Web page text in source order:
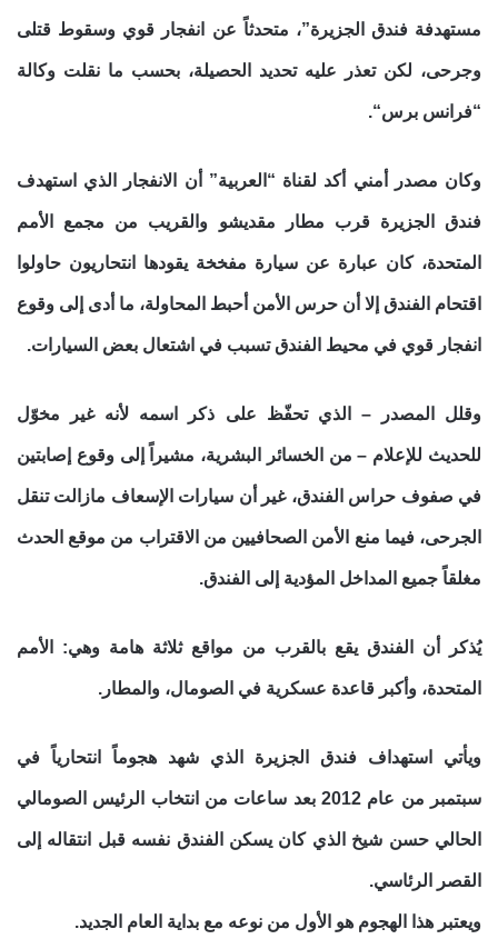
مستهدفة فندق الجزيرة”، متحدثاً عن انفجار قوي وسقوط قتلى
وجرحى، لكن تعذر عليه تحديد الحصيلة، بحسب ما نقلت وكالة
“فرانس برس“.
وكان مصدر أمني أكد لقناة “العربية” أن الانفجار الذي استهدف
فندق الجزيرة قرب مطار مقديشو والقريب من مجمع الأمم
المتحدة، كان عبارة عن سيارة مفخخة يقودها انتحاريون حاولوا
اقتحام الفندق إلا أن حرس الأمن أحبط المحاولة، ما أدى إلى وقوع
انفجار قوي في محيط الفندق تسبب في اشتعال بعض السيارات.
وقلل المصدر – الذي تحفّظ على ذكر اسمه لأنه غير مخوّل
للحديث للإعلام – من الخسائر البشرية، مشيراً إلى وقوع إصابتين
في صفوف حراس الفندق، غير أن سيارات الإسعاف مازالت تنقل
الجرحى، فيما منع الأمن الصحافيين من الاقتراب من موقع الحدث
مغلقاً جميع المداخل المؤدية إلى الفندق.
يُذكر أن الفندق يقع بالقرب من مواقع ثلاثة هامة وهي: الأمم
المتحدة، وأكبر قاعدة عسكرية في الصومال، والمطار .
ويأتي استهداف فندق الجزيرة الذي شهد هجوماً انتحارياً في
سبتمبر من عام 2012 بعد ساعات من انتخاب الرئيس الصومالي
الحالي حسن شيخ الذي كان يسكن الفندق نفسه قبل انتقاله إلى
القصر الرئاسي.
ويعتبر هذا الهجوم هو الأول من نوعه مع بداية العام الجديد.